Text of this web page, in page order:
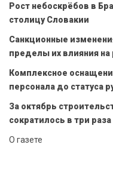
Рост небоскрёбов в
столицу Словакии
Санкционные
пределы их влияния на
Комплексное
персонала до статуса
За октябрь
сократилось в три раза
О газете